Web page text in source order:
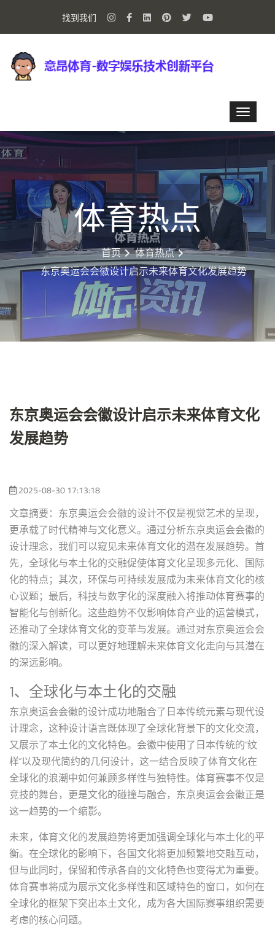
找到我们
体育热点
首页
体育热点
东京奥运会会徽设计启示未来体育文化发展趋势
东京奥运会会徽设计启示未来体育文化
发展趋势
2025-08-30 17:13:18
文章摘要：东京奥运会会徽的设计不仅是视觉艺术的呈现，
更承载了时代精神与文化意义。通过分析东京奥运会会徽的
设计理念，我们可以窥见未来体育文化的潜在发展趋势。首
先，全球化与本土化的交融促使体育文化呈现多元化、国际
化的特点；其次，环保与可持续发展成为未来体育文化的核
心议题；最后，科技与数字化的深度融入将推动体育赛事的
智能化与创新化。这些趋势不仅影响体育产业的运营模式，
还推动了全球体育文化的变革与发展。通过对东京奥运会会
徽的深入解读，可以更好地理解未来体育文化走向与其潜在
的深远影响。
1、全球化与本土化的交融
东京奥运会会徽的设计成功地融合了日本传统元素与现代设
计理念，这种设计语言既体现了全球化背景下的文化交流，
又展示了本土化的文化特色。会徽中使用了日本传统的“纹
样”以及现代简约的几何设计，这一结合反映了体育文化在
全球化的浪潮中如何兼顾多样性与独特性。体育赛事不仅是
竞技的舞台，更是文化的碰撞与融合，东京奥运会会徽正是
这一趋势的一个缩影。
未来，体育文化的发展趋势将更加强调全球化与本土化的平
衡。在全球化的影响下，各国文化将更加频繁地交融互动，
但与此同时，保留和传承各自的文化特色也变得尤为重要。
体育赛事将成为展示文化多样性和区域特色的窗口，如何在
全球化的框架下突出本土文化，成为各大国际赛事组织需要
考虑的核心问题。